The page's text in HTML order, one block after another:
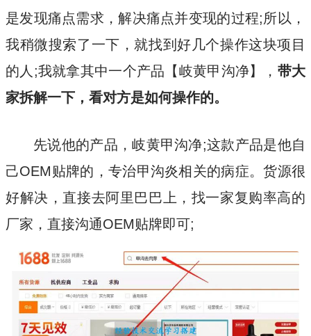
是发现痛点需求，解决痛点并变现的过程;所以，
我稍微搜索了一下，就找到好几个操作这块项目
的人;我就拿其中一个产品【岐黄甲沟净】， 带大
家拆解一下，看对方是如何操作的。
先说他的产品，岐黄甲沟净;这款产品是他自
己OEM贴牌的，专治甲沟炎相关的病症。货源很
好解决，直接去阿里巴巴上，找一家复购率高的
厂家，直接沟通OEM贴牌即可;